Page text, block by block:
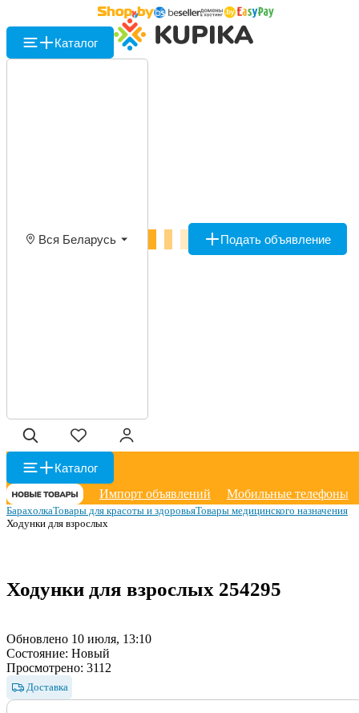
Каталог
Вся Беларусь Подать объявление
Каталог
Импорт объявлений
Мобильные телефоны
БарахолкаТовары для красоты и здоровьяТовары медицинского назначения
Ходунки для взрослых
Ходунки для взрослых 254295
Обновлено 10 июля, 13:10
Состояние: Новый
Просмотрено: 3112
Доставка